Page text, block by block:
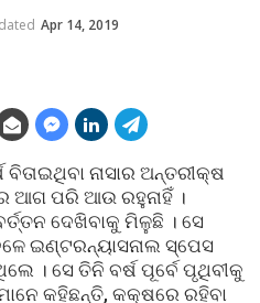
Apr 14, 2019
ବିତାଇଥିବା ନାସାର ଅନ୍ତରୀକ୍ଷ
ଆଗ ପରି ଆଉ ରହୁନାହିଁ ।
ଦେଖିବାକୁ ମିଳୁଛି । ସେ
ଇଣ୍ଟରନ୍ୟାସନାଲ ସ୍ପେସ
। ସେ ତିନି ବର୍ଷ ପୂର୍ବେ ପୃଥିବୀକୁ
କହିଛନ୍ତି, କକ୍ଷରେ ରହିବା